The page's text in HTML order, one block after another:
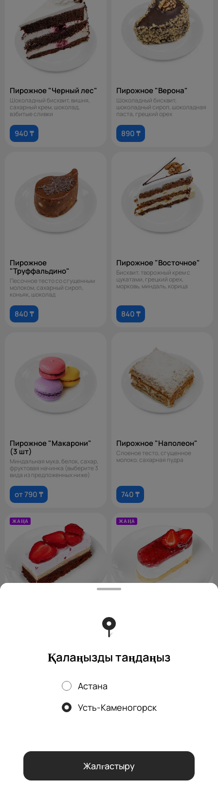
Пирожное "Черный лес"
Шоколадный бисквит, вишня,
сахарный крем, шоколад,
взбитые сливки
940 ₸
Пирожное "Верона"
Шоколадный бисквит,
шоколадный сироп, шоколадная
паста, грецкий орех
890 ₸
Пирожное
"Труффальдино"
Песочное тесто со сгущенным
молоком, сахарный сироп,
коньяк, шоколад
840 ₸
Пирожное "Восточное"
Бисквит, творожный крем с
цукатами, грецкий орех,
морковь, миндаль, корица
840 ₸
Пирожное "Макарони"
(3 шт)
Миндальная мука, белок, сахар,
фруктовая начинка (выберите 3
вида из предложенных ниже)
от 790 ₸
Пирожное "Наполеон"
Слоеное тесто, сгущенное
молоко, сахарная пудра
740 ₸
ЖАҢА
ягодный конфитюр
ЖАҢА
Құпиялылық саясатынасәйкес аналитикалық қызметтерді
пайдалануға келісесіз.
OK
Қалаңызды таңдаңыз
Астана
Усть-Каменогорск